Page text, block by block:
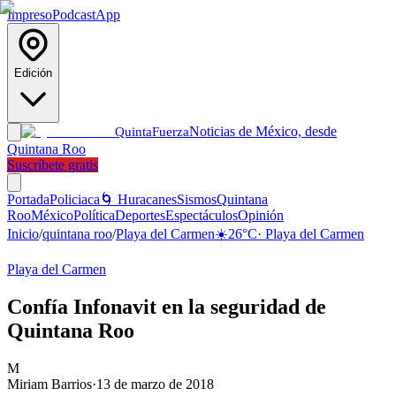
ImpresoPodcastApp
Edición
QuintaFuerzaNoticias de México, desde
Quintana Roo
Suscríbete gratis
PortadaPoliciaca 🌀 HuracanesSismosQuintana
RooMéxicoPolíticaDeportesEspectáculosOpinión
Inicio/quintana roo/Playa del Carmen☀️26°C· Playa del Carmen
Playa del Carmen
Confía Infonavit en la seguridad de
Quintana Roo
M
Miriam Barrios·13 de marzo de 2018